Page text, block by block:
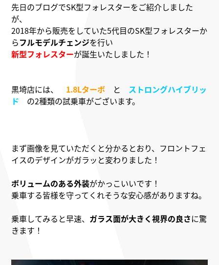
先日のブログでSK型フォレスターをご紹介しました
が、
2018年から販売をしていた5代目のSK型フォレスターか
らフルモデルチェンジを行い
新型フォレスターが誕生いたしました！
黒埼店には、 1.8Lターボ と ストロングハイブリッ
ド の2種類の試乗車がございます。
まず画像を見ていただくと分かるとおり、フロントフェ
イスのデザインがガラッと変わりました！
ボリュームのある外装がかっこいいです！
乗車する皆様を守ってくれそうな安心感がありますね。
乗車してみると早速、 ガラス面が大きく視界の良さに驚
きます！